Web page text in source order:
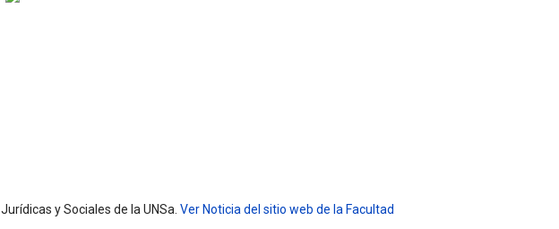
y Sociales de la UNSa. Ver Noticia del sitio web de la Facultad